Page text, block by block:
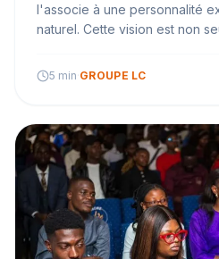
l'associe à une personnalité
naturel. Cette vision est non
compétence. Et comme toute
5 min GROUPE LC